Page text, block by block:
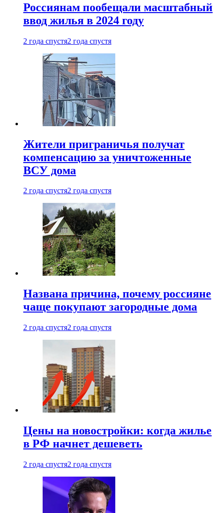
Россиянам пообещали масштабный
ввод жилья в 2024 году
2 года спустя2 года спустя
Жители приграничья получат
компенсацию за уничтоженные
ВСУ дома
2 года спустя2 года спустя
Названа причина, почему россияне
чаще покупают загородные дома
2 года спустя2 года спустя
Цены на новостройки: когда жилье
в РФ начнет дешеветь
2 года спустя2 года спустя